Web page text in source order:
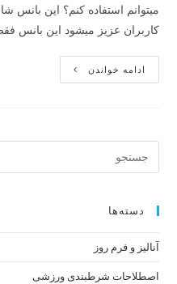
میتوانم استفاده کنم؟ این
کاربران عزیز میشود این بانس
ادامه خواندنبلک
جک
ارزش
دسته‌ها
آنالیز و فرم روز
اصطلاحات شرطبندی ورزشی